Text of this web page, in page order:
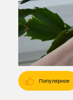
Популярное